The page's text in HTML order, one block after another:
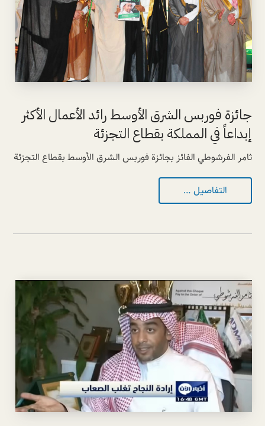
جائزة فوربس الشرق الأوسط رائد الأعمال الأكثر
إبداعاً في المملكة بقطاع التجزئة
ثامر الفرشوطي الفائز بجائزة فوربس الشرق الأوسط بقطاع التجزئة
التفاصيل …